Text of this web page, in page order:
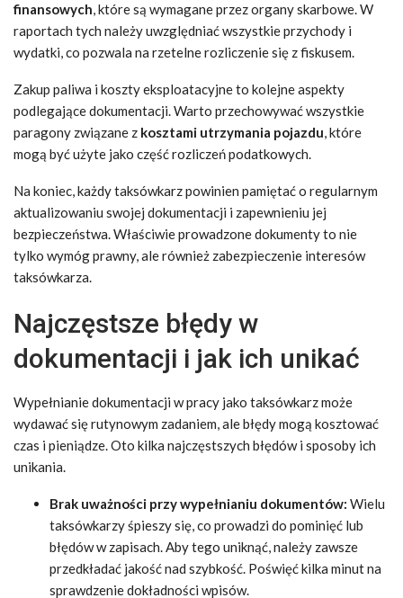
finansowych, które są wymagane przez organy skarbowe. W
raportach tych należy uwzględniać wszystkie przychody i
wydatki, co pozwala na rzetelne rozliczenie się z fiskusem.
Zakup paliwa i koszty eksploatacyjne to kolejne aspekty
podlegające dokumentacji. Warto przechowywać wszystkie
paragony związane z kosztami utrzymania pojazdu, które
mogą być użyte jako część rozliczeń podatkowych.
Na koniec, każdy taksówkarz powinien pamiętać o regularnym
aktualizowaniu swojej dokumentacji i zapewnieniu jej
bezpieczeństwa. Właściwie prowadzone dokumenty to nie
tylko wymóg prawny, ale również zabezpieczenie interesów
taksówkarza.
Najczęstsze błędy w
dokumentacji i jak ich unikać
Wypełnianie dokumentacji w pracy jako taksówkarz może
wydawać się rutynowym zadaniem, ale błędy mogą kosztować
czas i pieniądze. Oto kilka najczęstszych błędów i sposoby ich
unikania.
Brak uważności przy wypełnianiu dokumentów: Wielu
taksówkarzy śpieszy się, co prowadzi do pominięć lub
błędów w zapisach. Aby tego uniknąć, należy zawsze
przedkładać jakość nad szybkość. Poświęć kilka minut na
sprawdzenie dokładności wpisów.